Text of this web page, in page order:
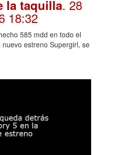
la taquilla. 28
18:32
585 mdd en todo el
estreno Supergirl, se